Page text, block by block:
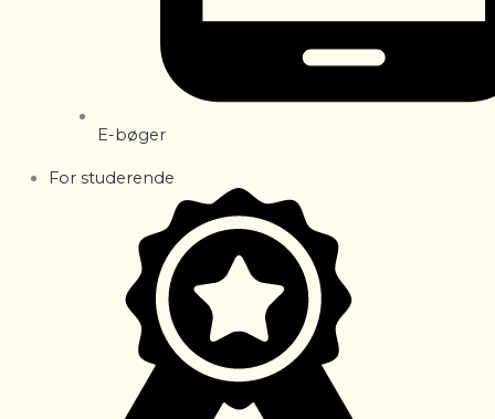
E-bøger
For studerende